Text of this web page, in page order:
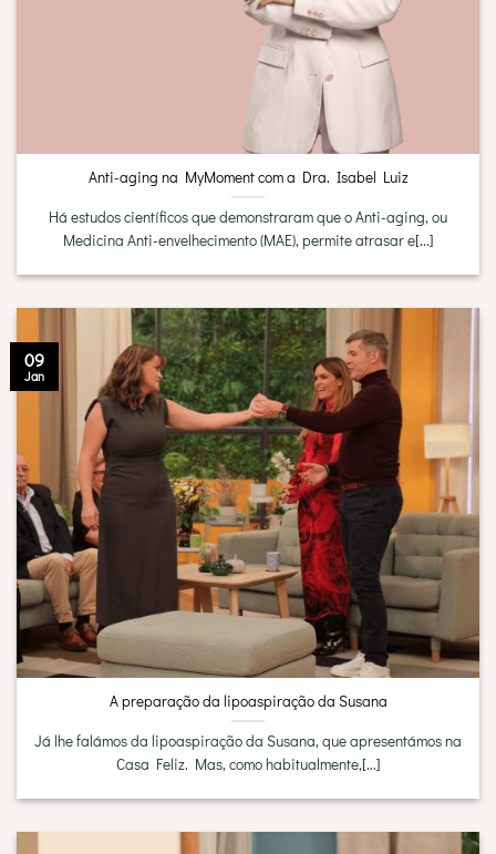
Anti-aging na MyMoment com a Dra. Isabel Luiz
Há estudos científicos que demonstraram que o Anti-aging, ou
Medicina Anti-envelhecimento (MAE), permite atrasar e[...]
A preparação da lipoaspiração da Susana
Já lhe falámos da lipoaspiração da Susana, que apresentámos na
Casa Feliz. Mas, como habitualmente,[...]
09
Jan